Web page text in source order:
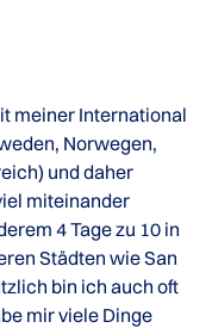
meiner International
Norwegen,
und daher
miteinander
4 Tage zu 10 in
Städten wie San
bin ich auch oft
mir viele Dinge